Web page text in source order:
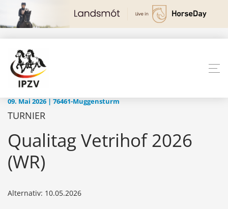
09. Mai 2026 | 76461-Muggensturm
TURNIER
Qualitag Vetrihof 2026
(WR)
Alternativ: 10.05.2026